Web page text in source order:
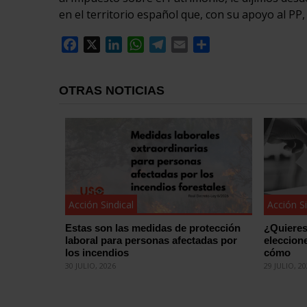
en el territorio español que, con su apoyo al
Facebook
LinkedInWhatsApp
Telegram
Email
OTRAS NOTICIAS
Acción Sindical
Estas son las medidas de protección
laboral para personas afectadas por
los incendios
30 JULIO, 2026
Acción
cómo
29 JULIO,